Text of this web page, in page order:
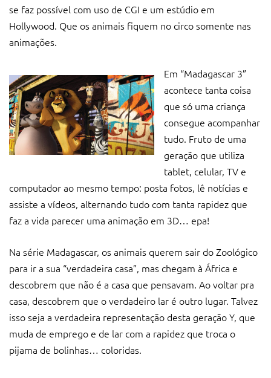
se faz possível com uso de CGI e um estúdio em
Hollywood. Que os animais fiquem no circo somente nas
animações.
Em “Madagascar 3”
acontece tanta coisa
que só uma criança
consegue acompanhar
tudo. Fruto de uma
geração que utiliza
tablet, celular, TV e
computador ao mesmo tempo: posta fotos, lê notícias e
assiste a vídeos, alternando tudo com tanta rapidez que
faz a vida parecer uma animação em 3D… epa!
Na série Madagascar, os animais querem sair do Zoológico
para ir a sua “verdadeira casa”, mas chegam à África e
descobrem que não é a casa que pensavam. Ao voltar pra
casa, descobrem que o verdadeiro lar é outro lugar. Talvez
isso seja a verdadeira representação desta geração Y, que
muda de emprego e de lar com a rapidez que troca o
pijama de bolinhas… coloridas.